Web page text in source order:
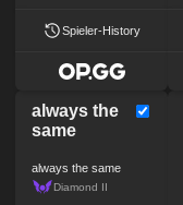
Spieler-History
always the
same
always the same
Diamond II